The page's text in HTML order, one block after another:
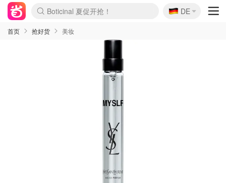
Boticinal 夏促开抢！
4折！lulu周四疯狂上新
还没结束！&OtherStories大促
Joybuy变相75折 随时失效
速领！Stanley独家85折
疑似霸哥！Camper额外叠85折
Zalando 奥莱闪促！每日更新
Moncler反季囤！5折起+叠9折
Coach Brooklyn仅€192
🇩🇪
DE
首页 抢好货 美妆